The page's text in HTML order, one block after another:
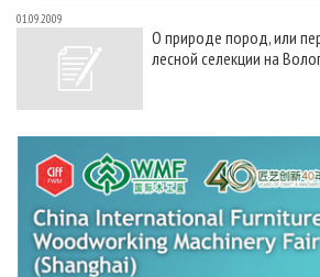
01.09.2009
О природе пород, или
лесной селекции на